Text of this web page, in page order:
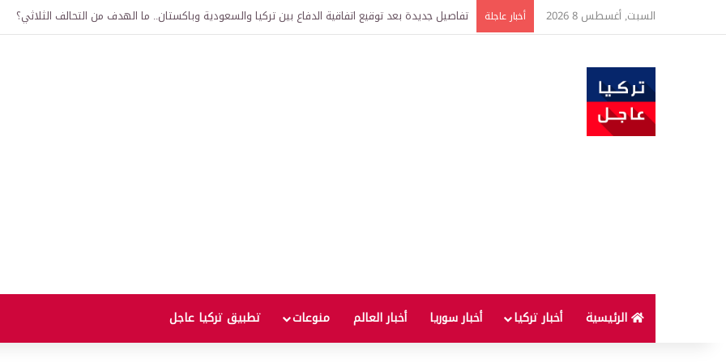
السبت, أغسطس 8 2026 أخبار عاجلة خبير اقتصادي يتوقع وصول غرام الذهب إلى 12 ألف ليرة.. متى يحدث ذلك؟
الرئيسية أخبار تركيا أخبار سوريا أخبار العالم منوعات تطبيق تركيا عاجل